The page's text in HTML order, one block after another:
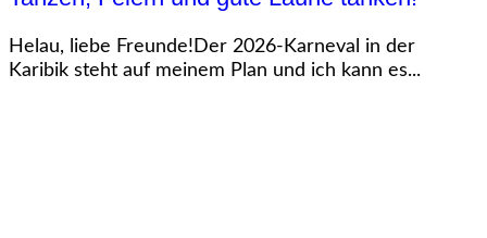
Helau, liebe Freunde!Der 2026-Karneval in der
Karibik steht auf meinem Plan und ich kann es...